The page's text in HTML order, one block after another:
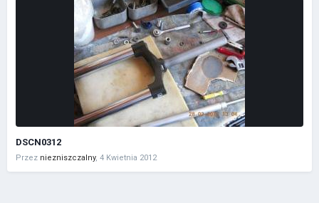
DSCN0312
Przez niezniszczalny, 4 Kwietnia 2012